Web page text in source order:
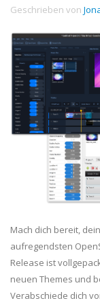
Geschrieben von
Mach dich bereit,
aufregendsten
Release ist
neuen Themes und
Verabschiede dich